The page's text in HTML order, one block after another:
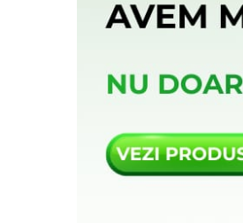
SUPLIMENTE PROSTATĂ
SUPLIMENTE SLĂBIRE
SUPLIMENTE SOMN DEPRESIE